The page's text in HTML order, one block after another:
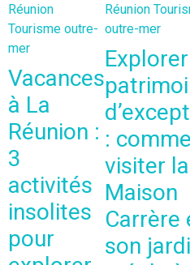
Réunion
Tourisme outre-
mer
Vacances
à La
Réunion :
3
activités
insolites
pour
Réunion
outre-mer
:
visiter la
Maison
Carrère
son